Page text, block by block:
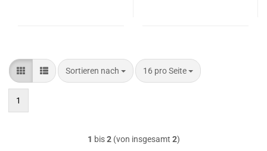
Sortieren nach
Sortieren nach 16 pro Seite
pro Seite
1
1 bis2(von insgesamt 2)